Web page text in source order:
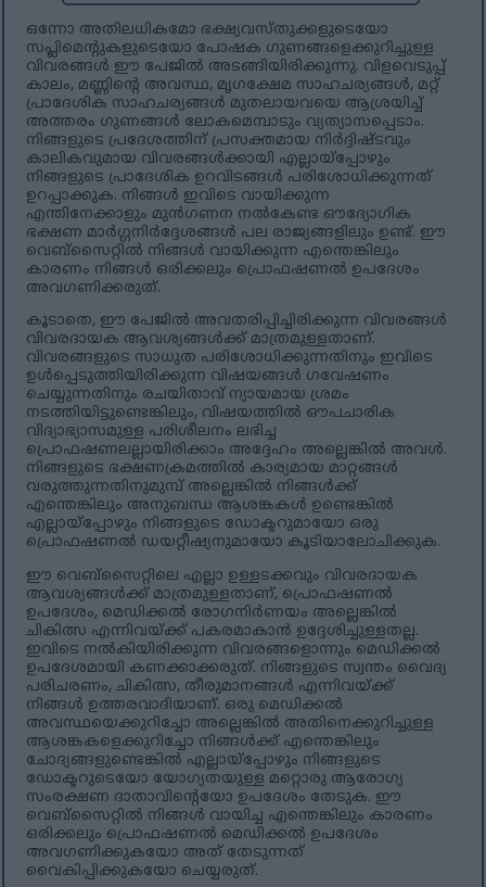
ഒന്നോ അതിലധികമോ ഭക്ഷ്യവസ്തുക്കളുടെയോ
സപ്ലിമെന്റുകളുടെയോ പോഷക ഗുണങ്ങളെക്കുറിച്ചുള്ള
വിവരങ്ങൾ ഈ പേജിൽ അടങ്ങിയിരിക്കുന്നു. വിളവെടുപ്പ്
കാലം, മണ്ണിന്റെ അവസ്ഥ, മൃഗക്ഷേമ സാഹചര്യങ്ങൾ, മറ്റ്
പ്രാദേശിക സാഹചര്യങ്ങൾ മുതലായവയെ ആശ്രയിച്ച്
അത്തരം ഗുണങ്ങൾ ലോകമെമ്പാടും വ്യത്യാസപ്പെടാം.
നിങ്ങളുടെ പ്രദേശത്തിന് പ്രസക്തമായ നിർദ്ദിഷ്ടവും
കാലികവുമായ വിവരങ്ങൾക്കായി എല്ലായ്പ്പോഴും
നിങ്ങളുടെ പ്രാദേശിക ഉറവിടങ്ങൾ പരിശോധിക്കുന്നത്
ഉറപ്പാക്കുക. നിങ്ങൾ ഇവിടെ വായിക്കുന്ന
എന്തിനേക്കാളും മുൻഗണന നൽകേണ്ട ഔദ്യോഗിക
ഭക്ഷണ മാർഗ്ഗനിർദ്ദേശങ്ങൾ പല രാജ്യങ്ങളിലും ഉണ്ട്. ഈ
വെബ്‌സൈറ്റിൽ നിങ്ങൾ വായിക്കുന്ന എന്തെങ്കിലും
കാരണം നിങ്ങൾ ഒരിക്കലും പ്രൊഫഷണൽ ഉപദേശം
അവഗണിക്കരുത്.
കൂടാതെ, ഈ പേജിൽ അവതരിപ്പിച്ചിരിക്കുന്ന വിവരങ്ങൾ
വിവരദായക ആവശ്യങ്ങൾക്ക് മാത്രമുള്ളതാണ്.
വിവരങ്ങളുടെ സാധുത പരിശോധിക്കുന്നതിനും ഇവിടെ
ഉൾപ്പെടുത്തിയിരിക്കുന്ന വിഷയങ്ങൾ ഗവേഷണം
ചെയ്യുന്നതിനും രചയിതാവ് ന്യായമായ ശ്രമം
നടത്തിയിട്ടുണ്ടെങ്കിലും, വിഷയത്തിൽ ഔപചാരിക
വിദ്യാഭ്യാസമുള്ള പരിശീലനം ലഭിച്ച
പ്രൊഫഷണലല്ലായിരിക്കാം അദ്ദേഹം അല്ലെങ്കിൽ അവൾ.
നിങ്ങളുടെ ഭക്ഷണക്രമത്തിൽ കാര്യമായ മാറ്റങ്ങൾ
വരുത്തുന്നതിനുമുമ്പ് അല്ലെങ്കിൽ നിങ്ങൾക്ക്
എന്തെങ്കിലും അനുബന്ധ ആശങ്കകൾ ഉണ്ടെങ്കിൽ
എല്ലായ്പ്പോഴും നിങ്ങളുടെ ഡോക്ടറുമായോ ഒരു
പ്രൊഫഷണൽ ഡയറ്റീഷ്യനുമായോ കൂടിയാലോചിക്കുക.
ഈ വെബ്‌സൈറ്റിലെ എല്ലാ ഉള്ളടക്കവും വിവരദായക
ആവശ്യങ്ങൾക്ക് മാത്രമുള്ളതാണ്, പ്രൊഫഷണൽ
ഉപദേശം, മെഡിക്കൽ രോഗനിർണയം അല്ലെങ്കിൽ
ചികിത്സ എന്നിവയ്ക്ക് പകരമാകാൻ ഉദ്ദേശിച്ചുള്ളതല്ല.
ഇവിടെ നൽകിയിരിക്കുന്ന വിവരങ്ങളൊന്നും മെഡിക്കൽ
ഉപദേശമായി കണക്കാക്കരുത്. നിങ്ങളുടെ സ്വന്തം വൈദ്യ
പരിചരണം, ചികിത്സ, തീരുമാനങ്ങൾ എന്നിവയ്ക്ക്
നിങ്ങൾ ഉത്തരവാദിയാണ്. ഒരു മെഡിക്കൽ
അവസ്ഥയെക്കുറിച്ചോ അല്ലെങ്കിൽ അതിനെക്കുറിച്ചുള്ള
ആശങ്കകളെക്കുറിച്ചോ നിങ്ങൾക്ക് എന്തെങ്കിലും
ചോദ്യങ്ങളുണ്ടെങ്കിൽ എല്ലായ്പ്പോഴും നിങ്ങളുടെ
ഡോക്ടറുടെയോ യോഗ്യതയുള്ള മറ്റൊരു ആരോഗ്യ
സംരക്ഷണ ദാതാവിന്റെയോ ഉപദേശം തേടുക. ഈ
വെബ്‌സൈറ്റിൽ നിങ്ങൾ വായിച്ച എന്തെങ്കിലും കാരണം
ഒരിക്കലും പ്രൊഫഷണൽ മെഡിക്കൽ ഉപദേശം
അവഗണിക്കുകയോ അത് തേടുന്നത്
വൈകിപ്പിക്കുകയോ ചെയ്യരുത്.